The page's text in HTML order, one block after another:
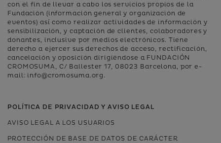
con el fin de llevar a cabo los servicios propios de la
Fundación (información general y organización de
eventos) así como realizar actividades de información y
sensibilización, y captación de clientes, colaboradores y
donantes, inclusive por medios electrónicos. Tiene
derecho a ejercer sus derechos de acceso, rectificación,
cancelación y oposición dirigiéndose a FUNDACIÓN
CROMOSUMA, C/ Ballester 17, 08023 Barcelona, por e-
mail: info@cromosuma.org.
POLÍTICA DE PRIVACIDAD Y AVISO LEGAL
AVISO LEGAL A LOS USUARIOS
PROTECCIÓN DE BASE DE DATOS DE CARÁCTER